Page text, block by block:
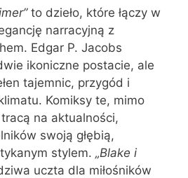
to dzieło, które łączy w
narracyjną z
Edgar P. Jacobs
ikoniczne postacie, ale
tajemnic, przygód i
Komiksy te, mimo
na aktualności,
swoją głębią,
stylem. „Blake i
uczta dla miłośników